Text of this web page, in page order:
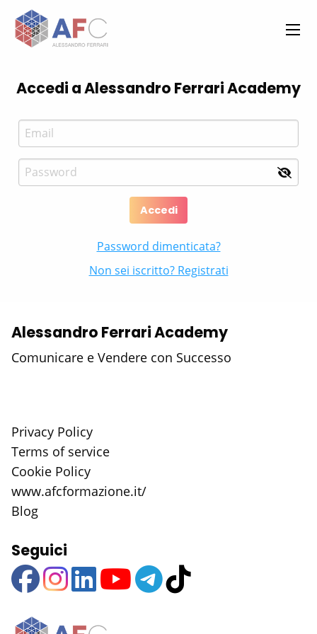
Accedi aAlessandro Ferrari Academy
Accedi
Password dimenticata?
Non sei iscritto? Registrati
Alessandro Ferrari Academy
Comunicare e Vendere con Successo
Privacy Policy
Terms of service
Cookie Policy
www.afcformazione.it/
Blog
Seguici